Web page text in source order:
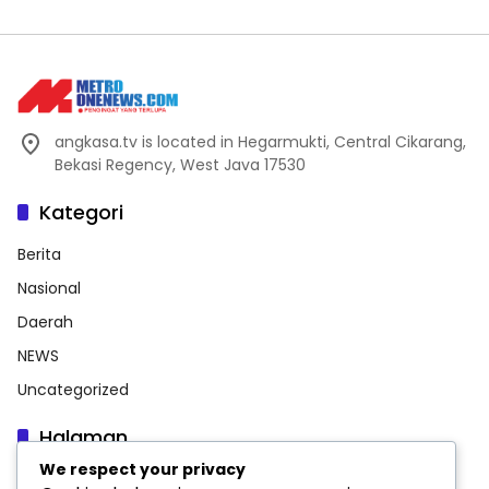
angkasa.tv is located in Hegarmukti, Central Cikarang,
Bekasi Regency, West Java 17530
Kategori
Berita
Nasional
Daerah
NEWS
Uncategorized
Halaman
Indeks Berita
We respect your privacy